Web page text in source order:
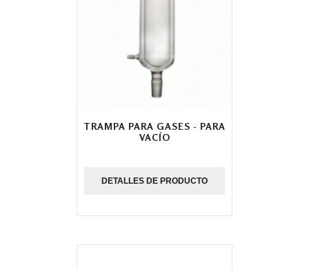
TRAMPA PARA GASES - PARA
VACÍO
DETALLES DE PRODUCTO